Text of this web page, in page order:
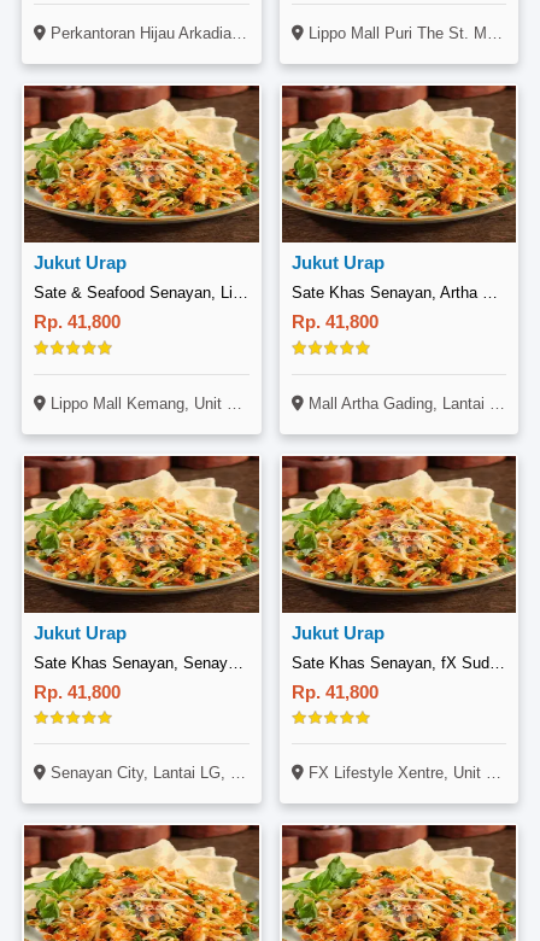
Perkantoran Hijau Arkadia, UG-02 UG-03, Jl. Letjen TB Simatupang, Kav 88, CIlandak, Jakarta Lippo Mall Puri The St. Moritz, Lantai 1, Jl. Puri Indah Boulevard Blok U No.1, Puri Indah, Jakarta
Jukut Urap
Sate & Seafood Senayan, Lippo Mall Kemang
Rp. 41,800
Lippo Mall Kemang, Unit GF-OD-1617, Jl. Pangeran Antasari No. 36, Mampang Prapatan, Kemang, Jakarta Selatan
Jukut Urap
Sate Khas Senayan, Artha Gading
Rp. 41,800
Mall Artha Gading, Lantai 1, Jl. Boulevard Artha Gading, Kelapa Gading, Jakarta
Jukut Urap
Rp. 41,800
Senayan City, Lantai LG, Blok L No. 10B, Jl. Asia Afrika No. 3, Senayan, Jakarta
Jukut Urap
Rp. 41,800
FX Lifestyle Xentre, Unit F1 22, 22A, 22B, 23, Jl. Jendral Sudirman, Sudirman, Jakarta